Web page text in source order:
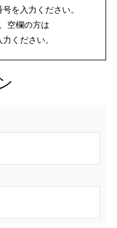
を入力ください。
空欄の方は
ください。